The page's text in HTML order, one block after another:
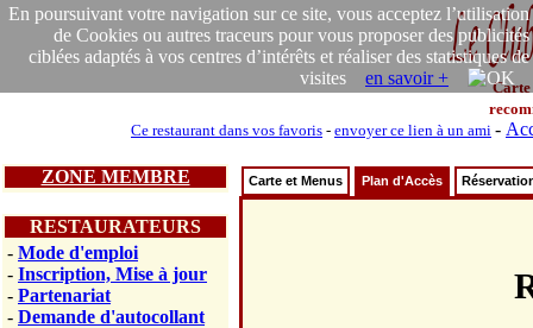
En poursuivant votre navigation sur ce site, vous acceptez l’utilisation
de Cookies ou autres traceurs pour vous proposer des publicités
ciblées adaptés à vos centres d’intérêts et réaliser des statistiques de
visites en savoir +
Carte
Ce restaurant dans vos favoris - envoyer ce lien à un ami -
ZONE MEMBRE
RESTAURATEURS
- Mode d'emploi
- Inscription, Mise à jour
- Partenariat
- Demande d'autocollant
Carte et Menus Plan d'Accès